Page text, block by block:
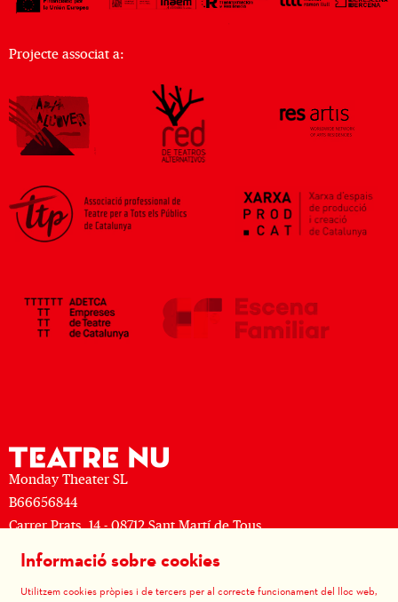
Projecte associat a:
Monday Theater SL
B66656844
Carrer Prats, 14 - 08712 Sant Martí de Tous
M: (+34) 677 519 625 · T: (+34) 93 805 08 63
Sitemap Avís Legal | Ús de Cookies Contactar
|
Informació sobre cookies
Utilitzem cookies pròpies i de tercers per al correcte funcionament del lloc web,